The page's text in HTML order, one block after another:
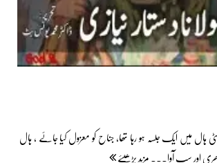
ہال میں ایک جلسہ ہو رہا تھا، جناح کو معزول کیا جائے ، ہال
اور سب آوا... مزید پڑھیئے